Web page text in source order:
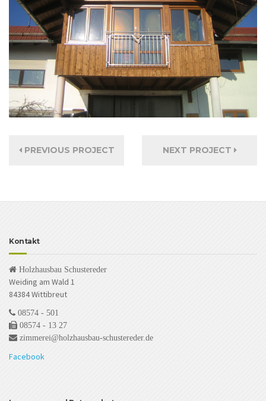
PREVIOUS PROJECT NEXT PROJECT
Kontakt
Holzhausbau Schustereder
Weiding am Wald 1
84384 Wittibreut
08574 - 501
08574 - 13 27
zimmerei@holzhausbau-schustereder.de
Facebook